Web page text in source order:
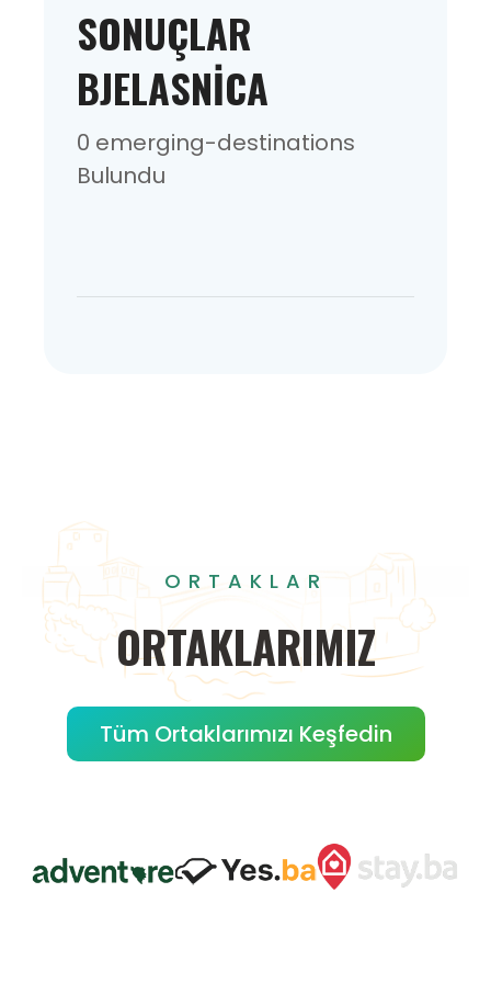
SONUÇLAR
BJELASNICA
0 emerging-destinations
Bulundu
ORTAKLAR
ORTAKLARIMIZ
Tüm Ortaklarımızı Keşfedin